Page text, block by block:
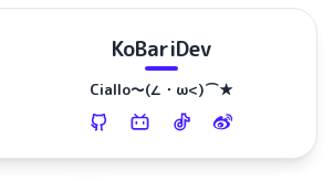
KoBariDev
Ciallo～(∠・ω<)⌒★